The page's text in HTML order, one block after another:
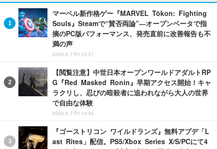
マーベル新作格ゲー『MARVEL Tōkon: Fighting
Souls』Steamで“賛否両論”―オープンベータで指
摘のPC版パフォーマンス、発売直前に改善報告も不
満の声
2026.8.7 Fri 12:21
【閲覧注意】中世日本オープンワールドアダルトRP
G『Red Masked Ronin』早期アクセス開始！キャ
ラクリし、忍びの暗殺者に追われながら大人の世界
で自由な体験
2026.8.7 Fri 14:45
『ゴーストリコン ワイルドランズ』無料アプデ「L
ast Rites」配信。PS5/Xbox Series X/S/PCにて4